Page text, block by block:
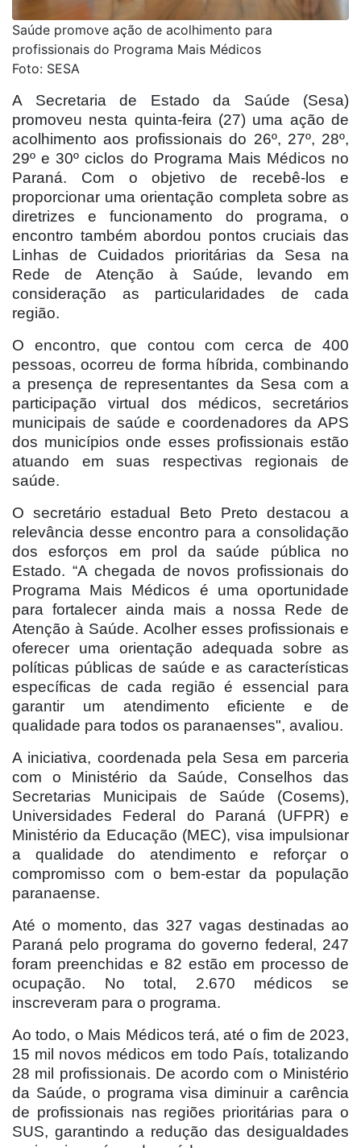
Saúde promove ação de acolhimento para
profissionais do Programa Mais Médicos
Foto: SESA
A Secretaria de Estado da Saúde (Sesa)
promoveu nesta quinta-feira (27) uma ação de
acolhimento aos profissionais do 26º, 27º, 28º,
29º e 30º ciclos do Programa Mais Médicos no
Paraná. Com o objetivo de recebê-los e
proporcionar uma orientação completa sobre as
diretrizes e funcionamento do programa, o
encontro também abordou pontos cruciais das
Linhas de Cuidados prioritárias da Sesa na
Rede de Atenção à Saúde, levando em
consideração as particularidades de cada
região.
O encontro, que contou com cerca de 400
pessoas, ocorreu de forma híbrida, combinando
a presença de representantes da Sesa com a
participação virtual dos médicos, secretários
municipais de saúde e coordenadores da APS
dos municípios onde esses profissionais estão
atuando em suas respectivas regionais de
saúde.
O secretário estadual Beto Preto destacou a
relevância desse encontro para a consolidação
dos esforços em prol da saúde pública no
Estado. “A chegada de novos profissionais do
Programa Mais Médicos é uma oportunidade
para fortalecer ainda mais a nossa Rede de
Atenção à Saúde. Acolher esses profissionais e
oferecer uma orientação adequada sobre as
políticas públicas de saúde e as características
específicas de cada região é essencial para
garantir um atendimento eficiente e de
qualidade para todos os paranaenses", avaliou.
A iniciativa, coordenada pela Sesa em parceria
com o Ministério da Saúde, Conselhos das
Secretarias Municipais de Saúde (Cosems),
Universidades Federal do Paraná (UFPR) e
Ministério da Educação (MEC), visa impulsionar
a qualidade do atendimento e reforçar o
compromisso com o bem-estar da população
paranaense.
Até o momento, das 327 vagas destinadas ao
Paraná pelo programa do governo federal, 247
foram preenchidas e 82 estão em processo de
ocupação. No total, 2.670 médicos se
inscreveram para o programa.
Ao todo, o Mais Médicos terá, até o fim de 2023,
15 mil novos médicos em todo País, totalizando
28 mil profissionais. De acordo com o Ministério
da Saúde, o programa visa diminuir a carência
de profissionais nas regiões prioritárias para o
SUS, garantindo a redução das desigualdades